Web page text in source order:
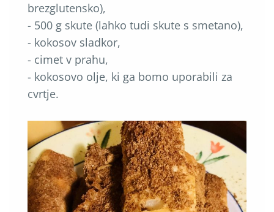
brezglutensko),
- 500 g skute (lahko tudi skute s smetano),
- kokosov sladkor,
- cimet v prahu,
- kokosovo olje, ki ga bomo uporabili za
cvrtje.